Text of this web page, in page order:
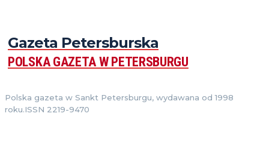
Gazeta Petersburska
POLSKA GAZETA W PETERSBURGU
Polska gazeta w Sankt Petersburgu, wydawana od 1998
roku.ISSN 2219-9470